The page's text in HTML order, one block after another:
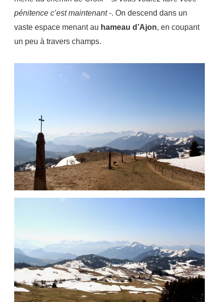
pénitence c’est maintenant-. On descend dans un
vaste espace menant au hameau d’Ajon, en coupant
un peu à travers champs.